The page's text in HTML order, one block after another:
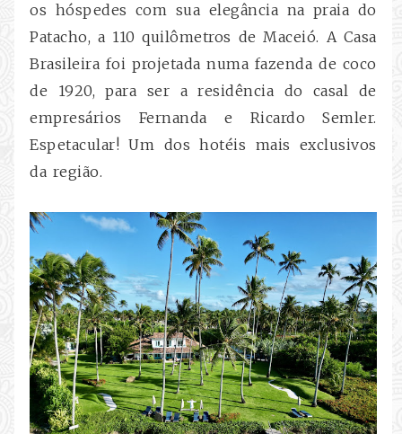
os hóspedes com sua elegância na praia do
Patacho, a 110 quilômetros de Maceió. A Casa
Brasileira foi projetada numa fazenda de coco
de 1920, para ser a residência do casal de
empresários Fernanda e Ricardo Semler.
Espetacular! Um dos hotéis mais exclusivos
da região.